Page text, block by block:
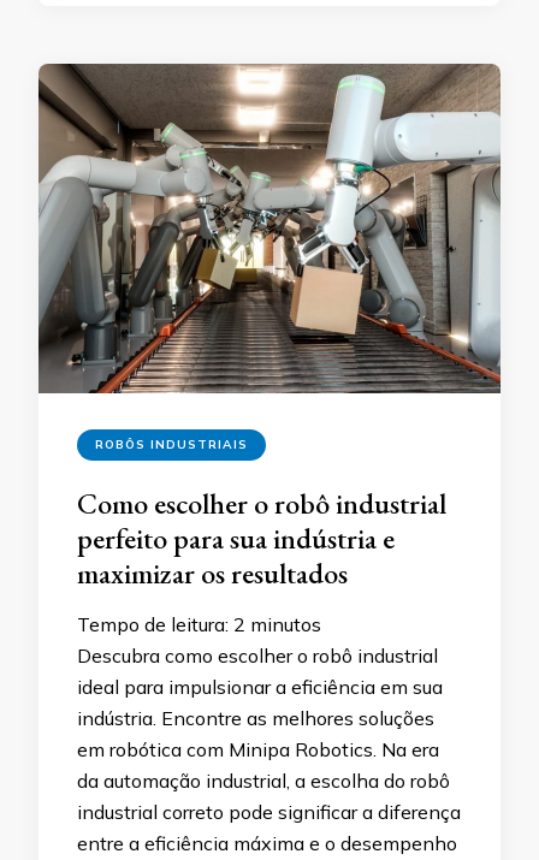
ROBÔS INDUSTRIAIS
Como escolher o robô industrial
perfeito para sua indústria e
maximizar os resultados
Tempo de leitura: 2 minutos
Descubra como escolher o robô industrial
ideal para impulsionar a eficiência em sua
indústria. Encontre as melhores soluções
em robótica com Minipa Robotics. Na era
da automação industrial, a escolha do robô
industrial correto pode significar a diferença
entre a eficiência máxima e o desempenho